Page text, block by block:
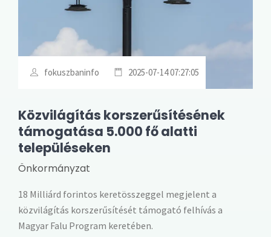
fokuszbaninfo 2025-07-14 07:27:05
Közvilágítás korszerűsítésének
támogatása 5.000 fő alatti
településeken
Önkormányzat
18 Milliárd forintos keretösszeggel megjelent a
közvilágítás korszerűsítését támogató felhívás a
Magyar Falu Program keretében.